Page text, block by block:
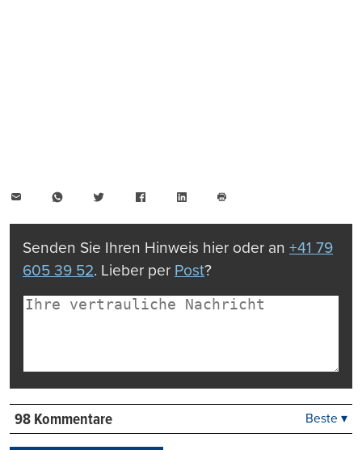
WhatsAppTwitter FacebookLinkedIn
drucken
Senden Sie Ihren Hinweis hier oder an +41 79
605 39 52. Lieber per Post?
98 Kommentare Beste ▾